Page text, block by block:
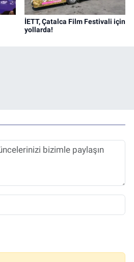
İETT, Çatalca Film Festivali için
yollarda!